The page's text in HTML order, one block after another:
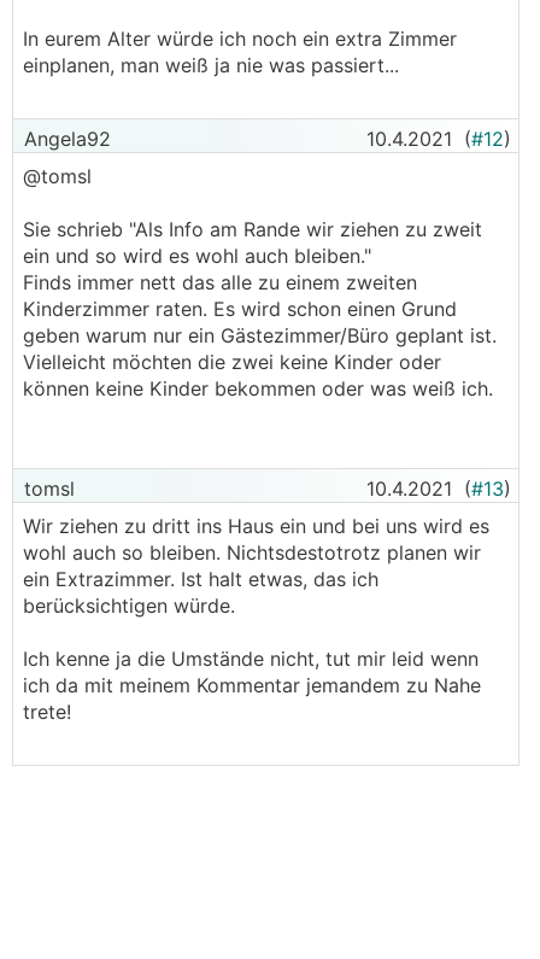
In eurem Alter würde ich noch ein extra Zimmer
einplanen, man weiß ja nie was passiert...
Angela92 10.4.2021 (#12)
@­tomsl
Sie schrieb "Als Info am Rande wir ziehen zu zweit
ein und so wird es wohl auch bleiben."
Finds immer nett das alle zu einem zweiten
Kinderzimmer raten. Es wird schon einen Grund
geben warum nur ein Gästezimmer/Büro geplant ist.
Vielleicht möchten die zwei keine Kinder oder
können keine Kinder bekommen oder was weiß ich.
tomsl 10.4.2021 (#13)
Wir ziehen zu dritt ins Haus ein und bei uns wird es
wohl auch so bleiben. Nichtsdestotrotz planen wir
ein Extrazimmer. Ist halt etwas, das ich
berücksichtigen würde.
Ich kenne ja die Umstände nicht, tut mir leid wenn
ich da mit meinem Kommentar jemandem zu Nahe
trete!